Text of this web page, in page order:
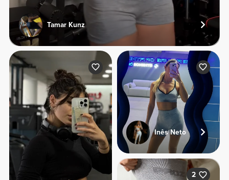
Tamar Kunz
Inês Neto
2